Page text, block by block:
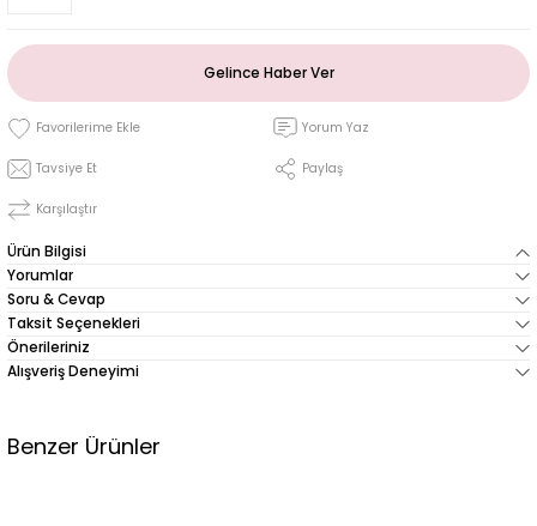
Gelince Haber Ver
Yorum Yaz
Tavsiye Et Paylaş
Karşılaştır
Ürün Bilgisi
Yorumlar
Soru & Cevap
Taksit Seçenekleri
Önerileriniz
Alışveriş Deneyimi
Benzer Ürünler